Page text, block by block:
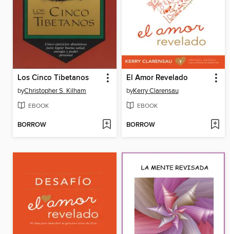
Los Cinco Tibetanos
byChristopher S. Kilham
EBOOK
BORROW
El Amor Revelado
byKerry Clarensau
EBOOK
BORROW